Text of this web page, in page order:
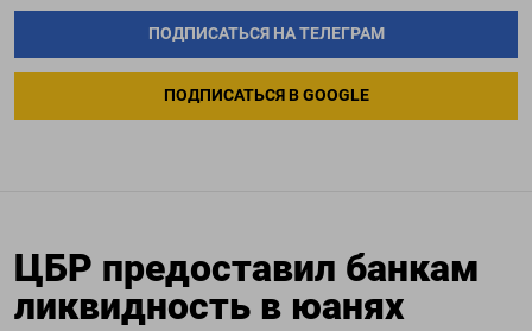
ПОДПИСАТЬСЯ НА ТЕЛЕГРАМ
ПОДПИСАТЬСЯ В GOOGLE
ЦБР предоставил банкам
ликвидность в юанях